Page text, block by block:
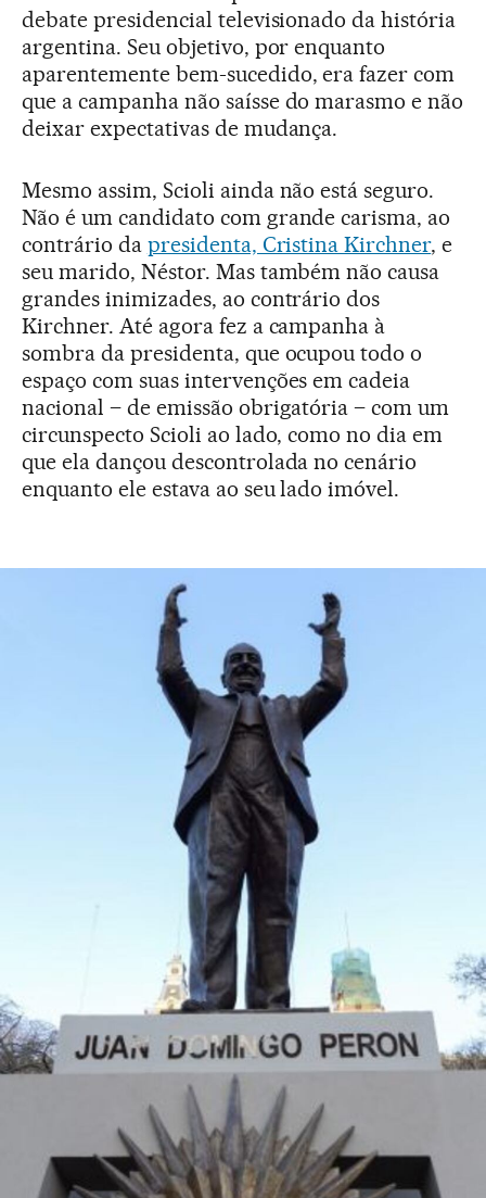
debate presidencial televisionado da história
argentina. Seu objetivo, por enquanto
aparentemente bem-sucedido, era fazer com
que a campanha não saísse do marasmo e não
deixar expectativas de mudança.
Mesmo assim, Scioli ainda não está seguro.
Não é um candidato com grande carisma, ao
contrário da presidenta, Cristina Kirchner, e
seu marido, Néstor. Mas também não causa
grandes inimizades, ao contrário dos
Kirchner. Até agora fez a campanha à
sombra da presidenta, que ocupou todo o
espaço com suas intervenções em cadeia
nacional – de emissão obrigatória – com um
circunspecto Scioli ao lado, como no dia em
que ela dançou descontrolada no cenário
enquanto ele estava ao seu lado imóvel.